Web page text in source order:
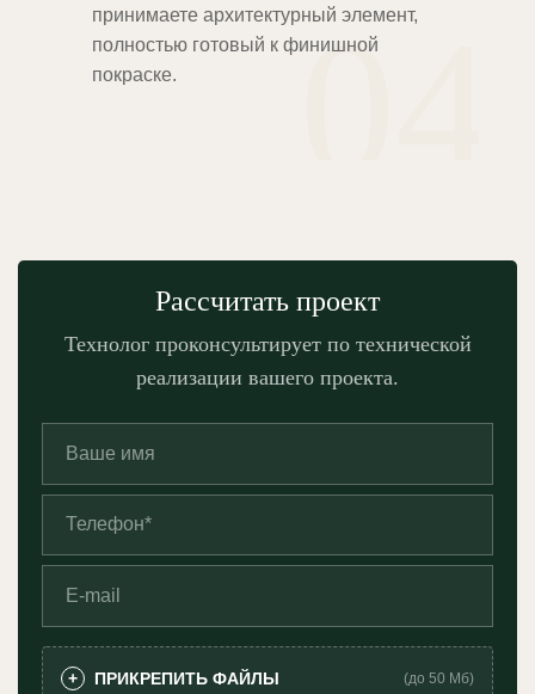
04
принимаете архитектурный элемент,
полностью готовый к финишной
покраске.
Рассчитать проект
Технолог проконсультирует по технической
реализации вашего проекта.
+ ПРИКРЕПИТЬ ФАЙЛЫ (до 50 Мб)